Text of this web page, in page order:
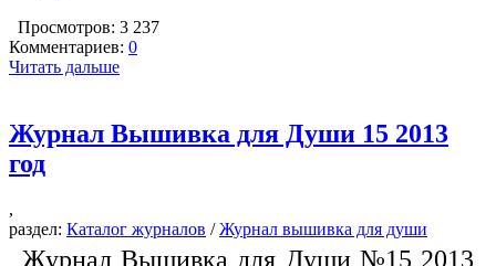
Просмотров: 3 237
Комментариев: 0
Читать дальше
Журнал Вышивка для Души 15 2013
год
,
раздел: Каталог журналов /Журнал вышивка для души
Журнал Вышивка для Души №15 2013